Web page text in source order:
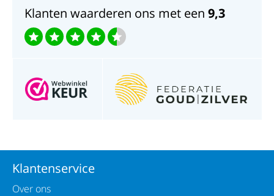
Klanten waarderen ons met een 9,3
Klantenservice
Over ons